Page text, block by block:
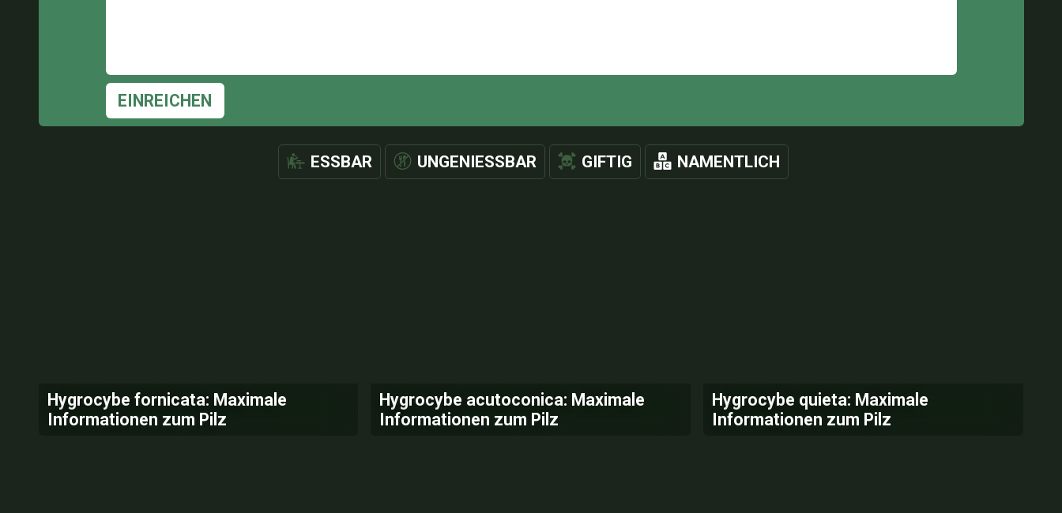
EINREICHEN
ESSBAR UNGENIESSBAR GIFTIG NAMENTLICH
Hygrocybe fornicata: Maximale
Informationen zum Pilz
Hygrocybe acutoconica: Maximale
Informationen zum Pilz
Hygrocybe quieta: Maximale
Informationen zum Pilz